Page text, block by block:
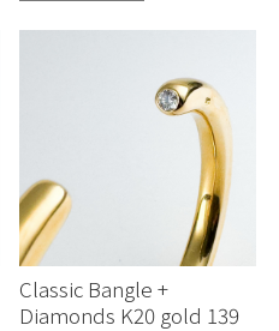
Classic Bangle +
Diamonds K20 gold 139
Proceed to Cart
Proceed to Cart